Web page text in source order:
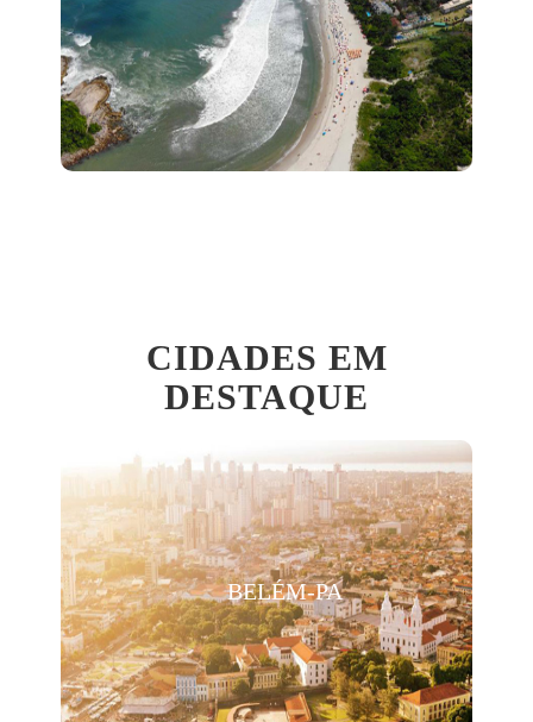
CIDADES EM
DESTAQUE
BELÉM-PA